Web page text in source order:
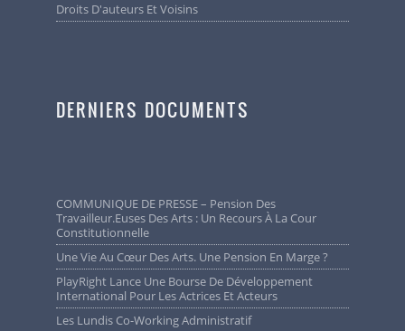
Droits D'auteurs Et Voisins
DERNIERS DOCUMENTS
COMMUNIQUE DE PRESSE – Pension Des
Travailleur.euses Des Arts : Un Recours À La Cour
Constitutionnelle
Une Vie Au Cœur Des Arts. Une Pension En Marge ?
PlayRight Lance Une Bourse De Développement
International Pour Les Actrices Et Acteurs
Les Lundis Co-Working Administratif